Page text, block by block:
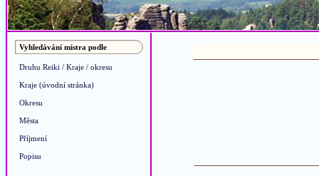
Vyhledávání mistra podle
Druhu Reiki / Kraje / okresu
Kraje (úvodní stránka)
Okresu
Města
Příjmení
Popisu